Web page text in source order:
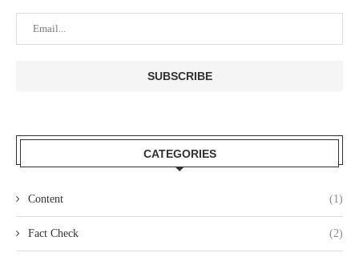
CATEGORIES
Content (1)
Fact Check (2)